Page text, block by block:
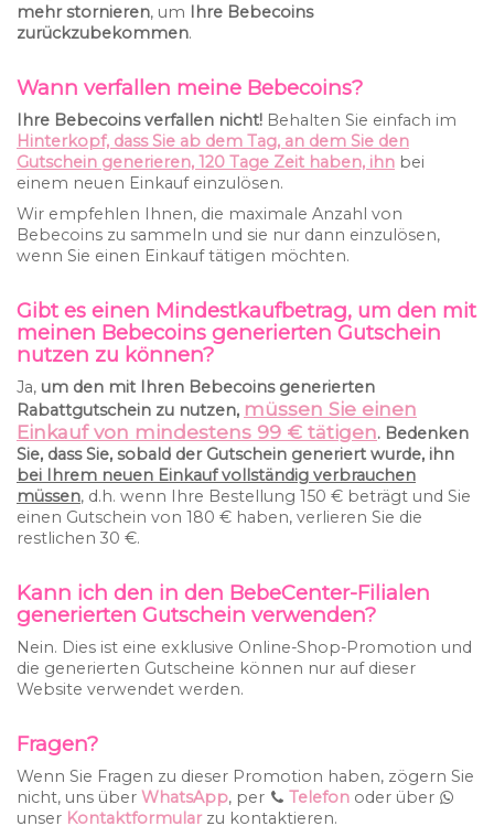
mehr stornieren, um Ihre Bebecoins
zurückzubekommen.
Wann verfallen meine Bebecoins?
Ihre Bebecoins verfallen nicht! Behalten Sie einfach im
Hinterkopf, dass Sie ab dem Tag, an dem Sie den
Gutschein generieren, 120 Tage Zeit haben, ihn bei
einem neuen Einkauf einzulösen.
Wir empfehlen Ihnen, die maximale Anzahl von
Bebecoins zu sammeln und sie nur dann einzulösen,
wenn Sie einen Einkauf tätigen möchten.
Gibt es einen Mindestkaufbetrag, um den mit
meinen Bebecoins generierten Gutschein
nutzen zu können?
Ja, um den mit Ihren Bebecoins generierten
Rabattgutschein zu nutzen, müssen Sie einen
Einkauf von mindestens 99 € tätigen. Bedenken
Sie, dass Sie, sobald der Gutschein generiert wurde, ihn
bei Ihrem neuen Einkauf vollständig verbrauchen
müssen, d.h. wenn Ihre Bestellung 150 € beträgt und Sie
einen Gutschein von 180 € haben, verlieren Sie die
restlichen 30 €.
Kann ich den in den BebeCenter-Filialen
generierten Gutschein verwenden?
Nein. Dies ist eine exklusive Online-Shop-Promotion und
die generierten Gutscheine können nur auf dieser
Website verwendet werden.
Fragen?
Wenn Sie Fragen zu dieser Promotion haben, zögern Sie
nicht, uns über WhatsApp, per Telefon oder über
unser Kontaktformularzu kontaktieren.